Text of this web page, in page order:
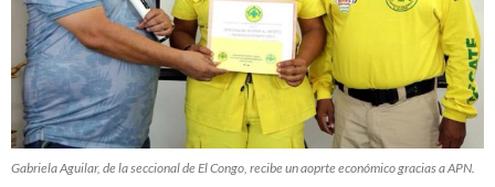
Gabriela Aguilar, de la seccional de El Congo, recibe un aoprte económico gracias a APN.